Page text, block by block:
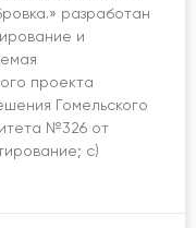
разработан
и
проекта
Гомельского
№326 от
c)